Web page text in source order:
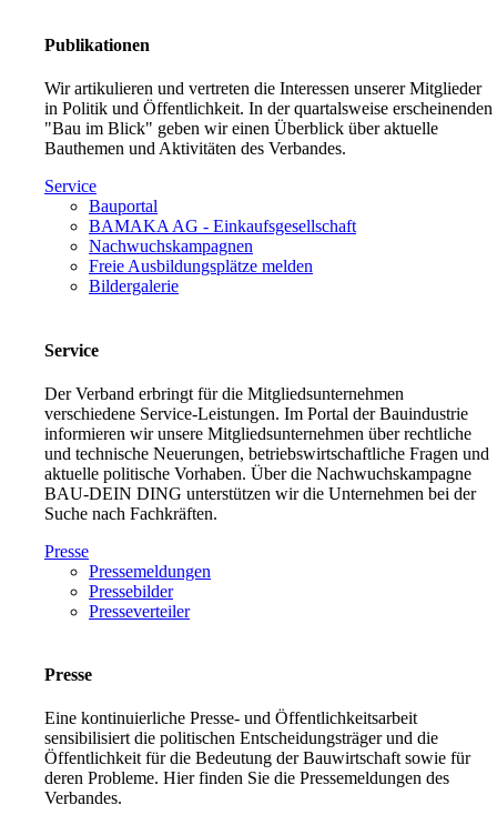
Publikationen
Wir artikulieren und vertreten die Interessen unserer Mitglieder
in Politik und Öffentlichkeit. In der quartalsweise erscheinenden
"Bau im Blick" geben wir einen Überblick über aktuelle
Bauthemen und Aktivitäten des Verbandes.
Service
Bauportal
BAMAKA AG - Einkaufsgesellschaft
Nachwuchskampagnen
Freie Ausbildungsplätze melden
Bildergalerie
Service
Der Verband erbringt für die Mitgliedsunternehmen
verschiedene Service-Leistungen. Im Portal der Bauindustrie
informieren wir unsere Mitgliedsunternehmen über rechtliche
und technische Neuerungen, betriebswirtschaftliche Fragen und
aktuelle politische Vorhaben. Über die Nachwuchskampagne
BAU-DEIN DING unterstützen wir die Unternehmen bei der
Suche nach Fachkräften.
Presse
Pressemeldungen
Pressebilder
Presseverteiler
Presse
Eine kontinuierliche Presse- und Öffentlichkeitsarbeit
sensibilisiert die politischen Entscheidungsträger und die
Öffentlichkeit für die Bedeutung der Bauwirtschaft sowie für
deren Probleme. Hier finden Sie die Pressemeldungen des
Verbandes.